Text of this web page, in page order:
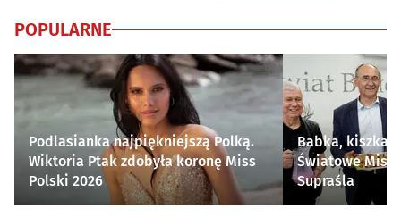
POPULARNE
Podlasianka najpiękniejszą Polką.
Wiktoria Ptak zdobyła koronę Miss
Polski 2026
Babka, kiszka i
Światowe
Supraśla